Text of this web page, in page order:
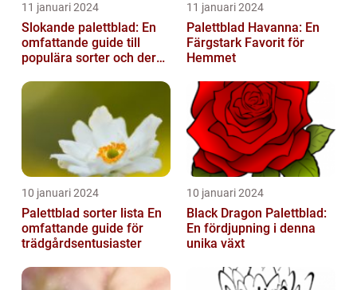
11 januari 2024
Slokande palettblad: En
omfattande guide till
populära sorter och deras
11 januari 2024
Palettblad Havanna: En
Färgstark Favorit för
Hemmet
10 januari 2024
Palettblad sorter lista En
omfattande guide för
trädgårdsentusiaster
10 januari 2024
Black Dragon Palettblad:
En fördjupning i denna
unika växt